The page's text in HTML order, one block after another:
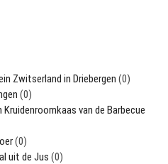
Zwitserland in Driebergen (0)
(0)
van de Barbecue
(0)
uit de Jus (0)